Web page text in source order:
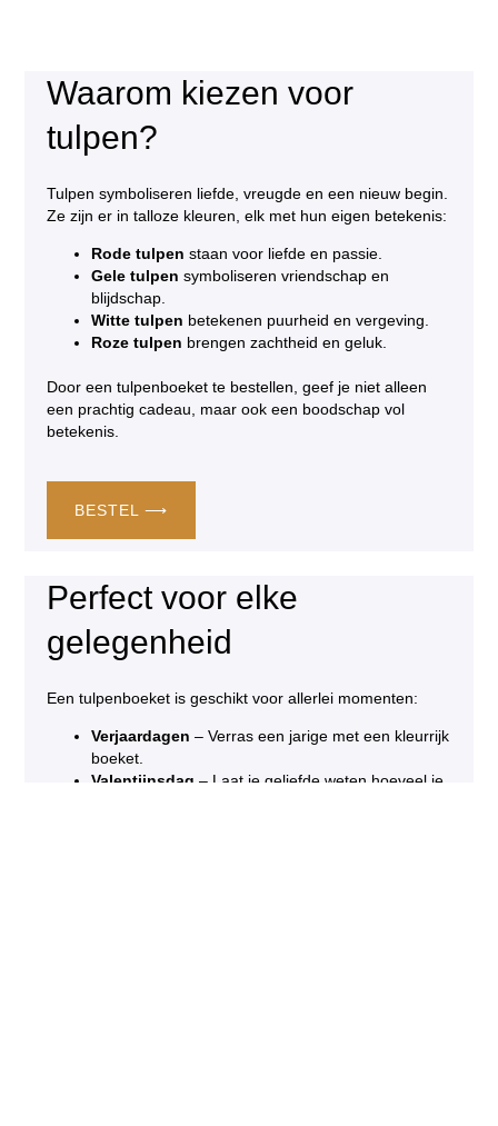
Waarom kiezen voor
tulpen?
Tulpen symboliseren liefde, vreugde en een nieuw begin.
Ze zijn er in talloze kleuren, elk met hun eigen betekenis:
Rode tulpen staan voor liefde en passie.
Gele tulpen symboliseren vriendschap en
blijdschap.
Witte tulpen betekenen puurheid en vergeving.
Roze tulpen brengen zachtheid en geluk.
Door een tulpenboeket te bestellen, geef je niet alleen
een prachtig cadeau, maar ook een boodschap vol
betekenis.
BESTEL ⟶
Perfect voor elke
gelegenheid
Een tulpenboeket is geschikt voor allerlei momenten:
Verjaardagen – Verras een jarige met een kleurrijk
boeket.
Valentijnsdag – Laat je geliefde weten hoeveel je